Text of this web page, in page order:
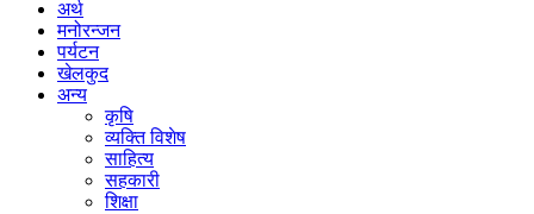
अर्थ
मनोरन्जन
पर्यटन
खेलकुद
अन्य
कृषि
व्यक्ति विशेष
साहित्य
सहकारी
शिक्षा